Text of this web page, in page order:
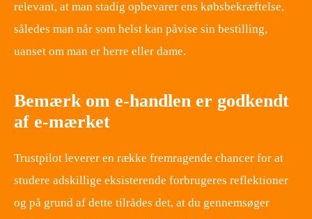
relevant, at man stadig opbevarer ens købsbekræftelse,
således man når som helst kan påvise sin bestilling,
uanset om man er herre eller dame.
Bemærk om e-handlen er godkendt
af e-mærket
Trustpilot leverer en række fremragende chancer for at
studere adskillige eksisterende forbrugeres reflektioner
og på grund af dette tilrådes det, at du gennemsøger